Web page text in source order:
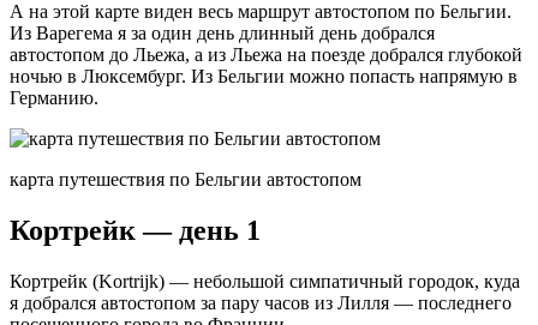
А на этой карте виден весь маршрут автостопом по Бельгии.
Из Варегема я за один день длинный день добрался
автостопом до Льежа, а из Льежа на поезде добрался глубокой
ночью в Люксембург. Из Бельгии можно попасть напрямую в
Германию.
карта путешествия по Бельгии автостопом
Кортрейк — день 1
Кортрейк (Kortrijk) — небольшой симпатичный городок, куда
я добрался автостопом за пару часов из Лилля — последнего